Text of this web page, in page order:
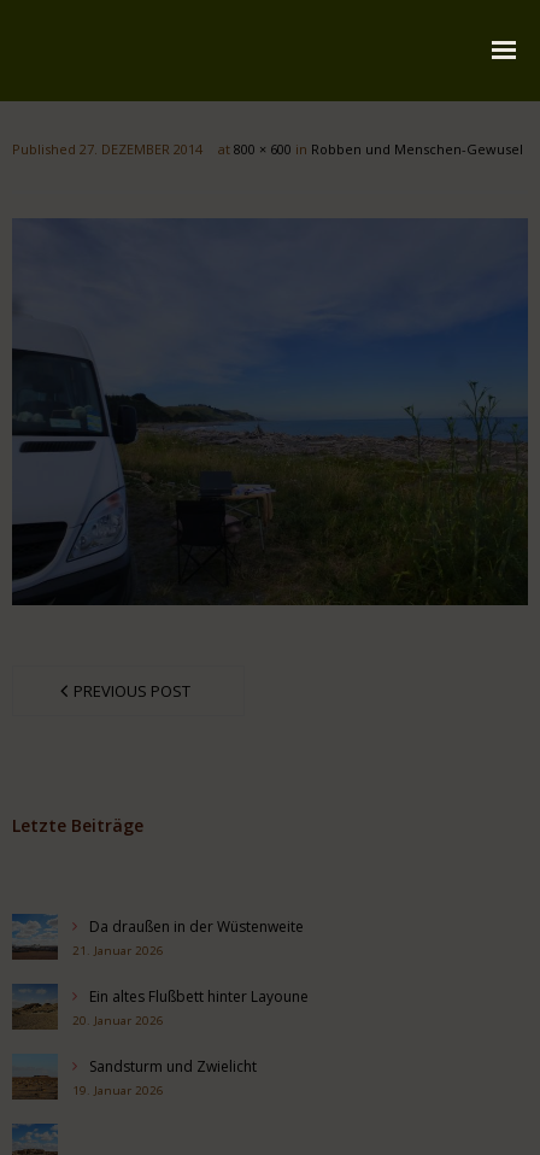
Impressum
Datenschutz
Published 27. DEZEMBER 2014 at 800 × 600 in Robben und Menschen-Gewusel
PREVIOUS POST
Letzte Beiträge
Da draußen in der Wüstenweite
21. Januar 2026
Ein altes Flußbett hinter Layoune
20. Januar 2026
Sandsturm und Zwielicht
19. Januar 2026